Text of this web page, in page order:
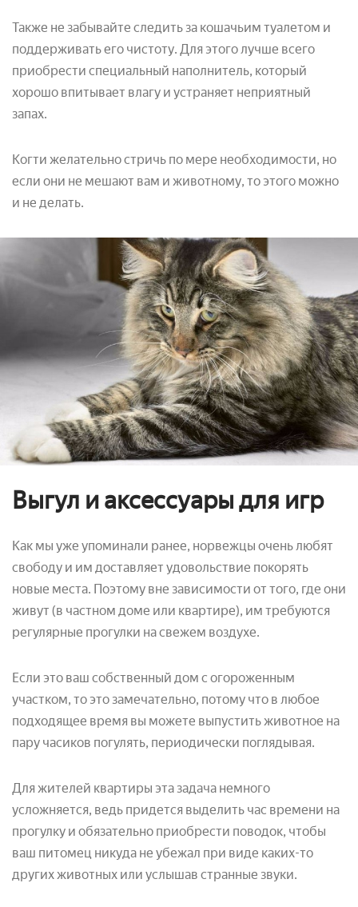
Также не забывайте следить за кошачьим туалетом и
поддерживать его чистоту. Для этого лучше всего
приобрести специальный наполнитель, который
хорошо впитывает влагу и устраняет неприятный
запах.
Когти желательно стричь по мере необходимости, но
если они не мешают вам и животному, то этого можно
и не делать.
Выгул и аксессуары для игр
Как мы уже упоминали ранее, норвежцы очень любят
свободу и им доставляет удовольствие покорять
новые места. Поэтому вне зависимости от того, где они
живут (в частном доме или квартире), им требуются
регулярные прогулки на свежем воздухе.
Если это ваш собственный дом с огороженным
участком, то это замечательно, потому что в любое
подходящее время вы можете выпустить животное на
пару часиков погулять, периодически поглядывая.
Для жителей квартиры эта задача немного
усложняется, ведь придется выделить час времени на
прогулку и обязательно приобрести поводок, чтобы
ваш питомец никуда не убежал при виде каких-то
других животных или услышав странные звуки.